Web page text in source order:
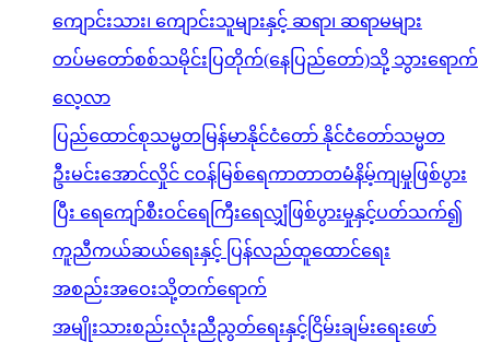
ကျောင်းသား၊ ကျောင်းသူများနှင့် ဆရာ၊ ဆရာမများ
တပ်မတော်စစ်သမိုင်းပြတိုက်(နေပြည်တော်)သို့ သွားရောက်
လေ့လာ
ပြည်ထောင်စုသမ္မတမြန်မာနိုင်ငံတော် နိုင်ငံတော်သမ္မတ
ဦးမင်းအောင်လှိုင် ငဝန်မြစ်ရေကာတာတမံနိမ့်ကျမှုဖြစ်ပွား
ပြီး ရေကျော်စီးဝင်ရေကြီးရေလျှံဖြစ်ပွားမှုနှင့်ပတ်သက်၍
ကူညီကယ်ဆယ်ရေးနှင့် ပြန်လည်ထူထောင်ရေး
အစည်းအဝေးသို့တက်ရောက်
အမျိုးသားစည်းလုံးညီညွတ်ရေးနှင့်ငြိမ်းချမ်းရေးဖော်